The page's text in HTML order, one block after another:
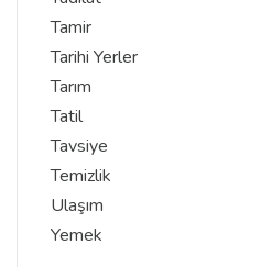
Tamir
Tarihi Yerler
Tarım
Tatil
Tavsiye
Temizlik
Ulaşım
Yemek